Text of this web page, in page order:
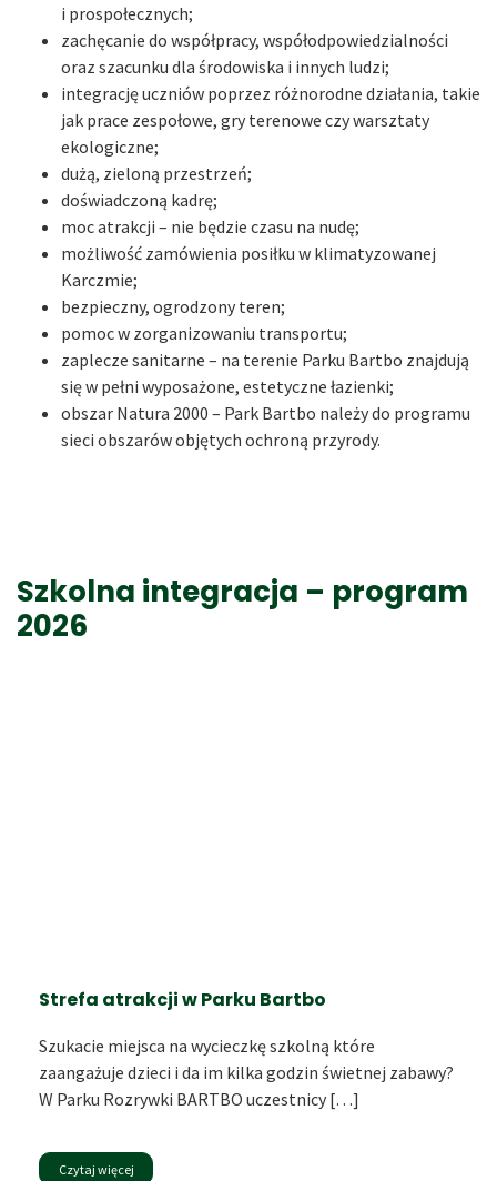
i prospołecznych;
zachęcanie do współpracy, współodpowiedzialności
oraz szacunku dla środowiska i innych ludzi;
integrację uczniów poprzez różnorodne działania, takie
jak prace zespołowe, gry terenowe czy warsztaty
ekologiczne;
dużą, zieloną przestrzeń;
doświadczoną kadrę;
moc atrakcji – nie będzie czasu na nudę;
możliwość zamówienia posiłku w klimatyzowanej
Karczmie;
bezpieczny, ogrodzony teren;
pomoc w zorganizowaniu transportu;
zaplecze sanitarne – na terenie Parku Bartbo znajdują
się w pełni wyposażone, estetyczne łazienki;
obszar Natura 2000 – Park Bartbo należy do programu
sieci obszarów objętych ochroną przyrody.
Szkolna integracja – program
2026
Strefa atrakcji w Parku Bartbo
Szukacie miejsca na wycieczkę szkolną które
zaangażuje dzieci i da im kilka godzin świetnej zabawy?
W Parku Rozrywki BARTBO uczestnicy […]
Czytaj więcej